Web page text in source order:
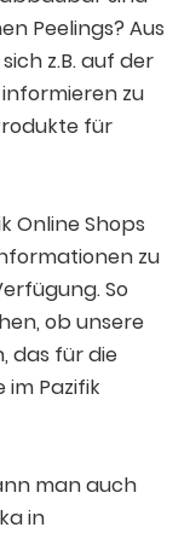
Peelings? Aus
z.B. auf der
zu
für
Online Shops
zu
So
ob unsere
das für die
Pazifik
man auch
in